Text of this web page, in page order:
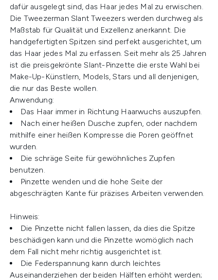
dafür ausgelegt sind, das Haar jedes Mal zu erwischen.
Die Tweezerman Slant Tweezers werden durchweg als
Maßstab für Qualität und Exzellenz anerkannt. Die
handgefertigten Spitzen sind perfekt ausgerichtet, um
das Haar jedes Mal zu erfassen. Seit mehr als 25 Jahren
ist die preisgekrönte Slant-Pinzette die erste Wahl bei
Make-Up-Künstlern, Models, Stars und all denjenigen,
die nur das Beste wollen.
Anwendung:
Das Haar immer in Richtung Haarwuchs auszupfen.
Nach einer heißen Dusche zupfen, oder nachdem
mithilfe einer heißen Kompresse die Poren geöffnet
wurden.
Die schräge Seite für gewöhnliches Zupfen
benutzen.
Pinzette wenden und die hohe Seite der
abgeschrägten Kante für präzises Arbeiten verwenden.
Hinweis:
Die Pinzette nicht fallen lassen, da dies die Spitze
beschädigen kann und die Pinzette womöglich nach
dem Fall nicht mehr richtig ausgerichtet ist.
Die Federspannung kann durch leichtes
Auseinanderziehen der beiden Hälften erhöht werden;